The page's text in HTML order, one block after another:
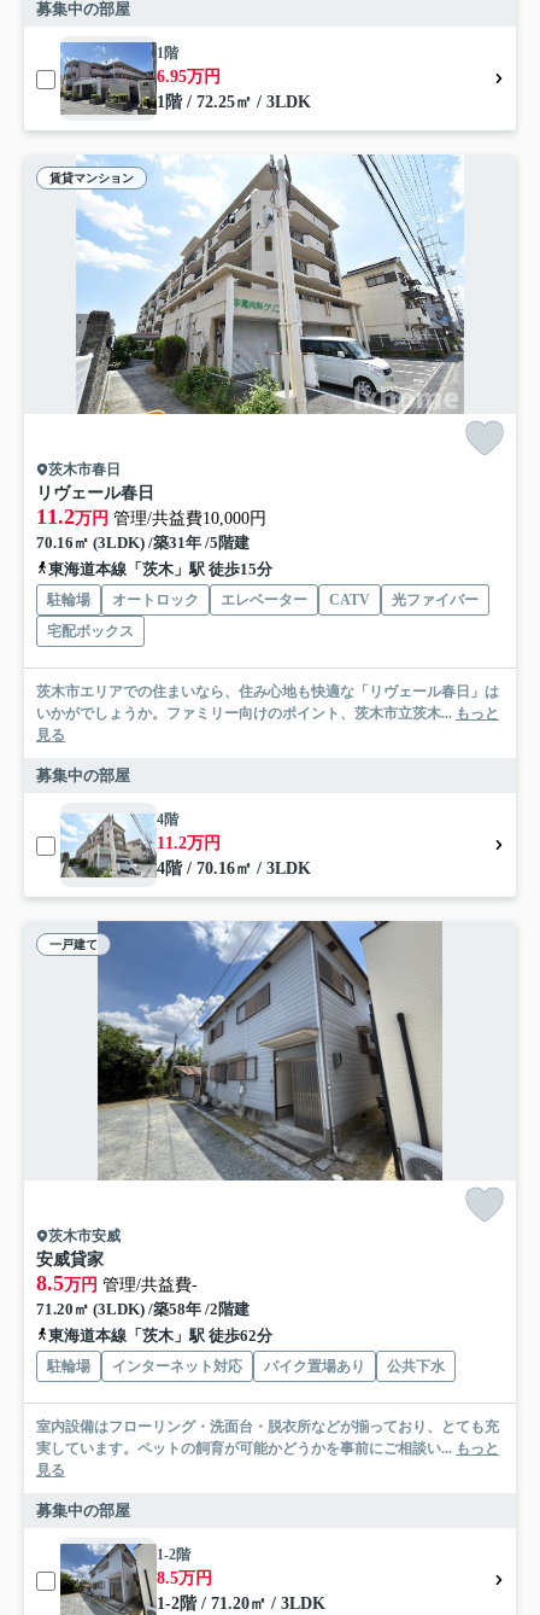
募集中の部屋
1階
6.95万円
1階 / 72.25㎡ / 3LDK
賃貸マンション
茨木市春日
リヴェール春日
11.2万円 管理/共益費10,000円
70.16㎡ (3LDK) /築31年 /5階建
東海道本線「茨木」駅 徒歩15分
駐輪場 オートロック エレベーター CATV
光ファイバー
宅配ボックス
茨木市エリアでの住まいなら、住み心地も快適な「リヴェール春日」は
いかがでしょうか。ファミリー向けのポイント、茨木市立茨木... もっと
見る
募集中の部屋
4階
11.2万円
4階 / 70.16㎡ / 3LDK
一戸建て
茨木市安威
安威貸家
8.5万円 管理/共益費-
71.20㎡ (3LDK) /築58年 /2階建
東海道本線「茨木」駅 徒歩62分
駐輪場 インターネット対応 バイク置場あり 公共下水
室内設備はフローリング・洗面台・脱衣所などが揃っており、とても充
実しています。ペットの飼育が可能かどうかを事前にご相談い... もっと
見る
募集中の部屋
1-2階
8.5万円
1-2階 / 71.20㎡ / 3LDK